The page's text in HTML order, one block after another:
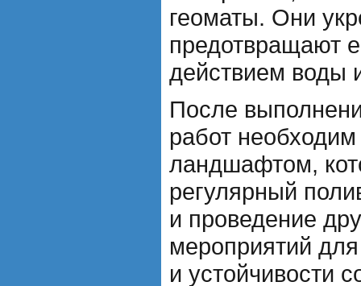
геоматы. Они
предотвращают
действием воды
После
работ
ландшафтом,
регулярный
и проведение
мероприятий
и устойчивости